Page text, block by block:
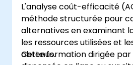
L'analyse coût-efficacité
méthode structurée pour
alternatives en examinant
les ressources utilisées et
obtenus.
Cette formation dirigée